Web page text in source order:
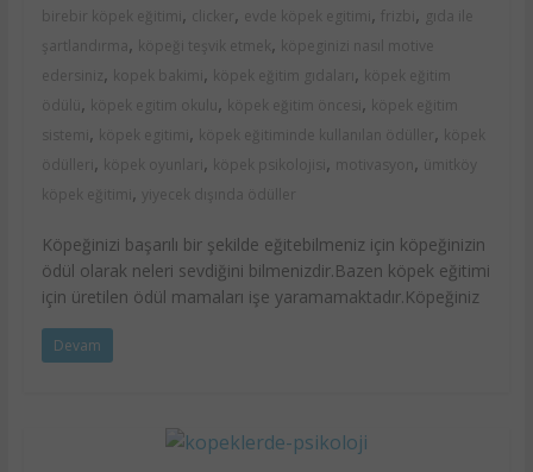
birebir köpek eğitimi , clicker , evde köpek egitimi , frizbi , gıda ile
şartlandırma , köpeği teşvik etmek ,
köpeginizi nasıl motive
edersiniz , kopek bakimi , köpek eğitim gıdaları ,
köpek eğitim
, köpek egitim okulu , köpek eğitim öncesi ,
köpek eğitim
sistemi , köpek egitimi , köpek eğitiminde kullanılan ödüller ,
köpek
ödülleri , köpek oyunlari , köpek psikolojisi , motivasyon ,
ümitköy
köpek eğitimi , yiyecek dışında ödüller
Köpeğinizi başarılı bir şekilde eğitebilmeniz için köpeğinizin
ödül olarak neleri sevdiğini bilmenizdir.Bazen köpek eğitimi
için üretilen ödül mamaları işe yaramamaktadır.Köpeğiniz
Devam